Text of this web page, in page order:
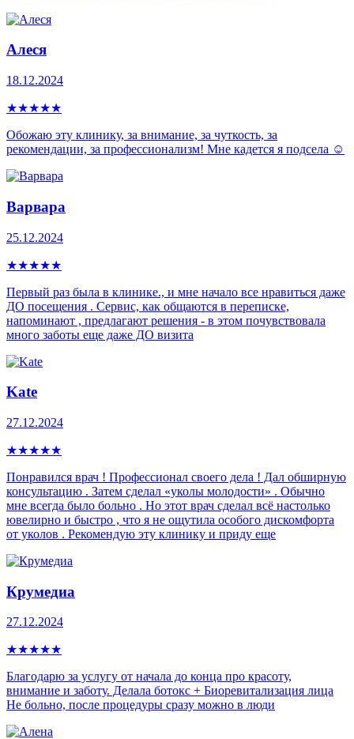
Алеся
18.12.2024
★★★★★
Обожаю эту клинику, за внимание, за чуткость, за
рекомендации, за профессионализм! Мне кадется я подсела ☺️
Варвара
25.12.2024
★★★★★
Первый раз была в клинике., и мне начало все нравиться даже
ДО посещения . Сервис, как общаются в переписке,
напоминают , предлагают решения - в этом почувствовала
много заботы еще даже ДО визита
Kate
27.12.2024
★★★★★
Понравился врач ! Профессионал своего дела ! Дал обширную
консультацию . Затем сделал «уколы молодости» . Обычно
мне всегда было больно . Но этот врач сделал всё настолько
ювелирно и быстро , что я не ощутила особого дискомфорта
от уколов . Рекомендую эту клинику и приду еще
Крумедиа
27.12.2024
★★★★★
Благодарю за услугу от начала до конца про красоту,
внимание и заботу. Делала ботокс + Биоревитализация лица
Не больно, после процедуры сразу можно в люди